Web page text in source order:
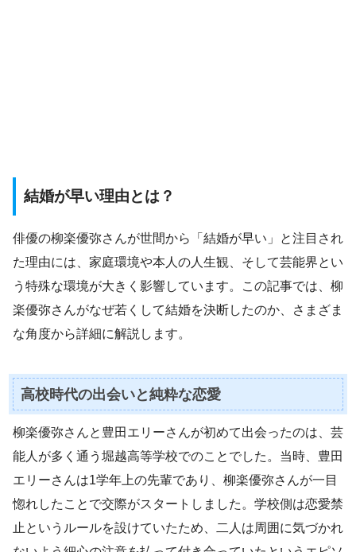
結婚が早い理由とは？
俳優の柳楽優弥さんが世間から「結婚が早い」と注目され
た理由には、家庭環境や本人の人生観、そして芸能界とい
う特殊な環境が大きく影響しています。この記事では、柳
楽優弥さんがなぜ若くして結婚を決断したのか、さまざま
な角度から詳細に解説します。
高校時代の出会いと純粋な恋愛
柳楽優弥さんと豊田エリーさんが初めて出会ったのは、芸
能人が多く通う堀越高等学校でのことでした。当時、豊田
エリーさんは1学年上の先輩であり、柳楽優弥さんが一目
惚れしたことで交際がスタートしました。学校側は恋愛禁
止というルールを設けていたため、二人は周囲に気づかれ